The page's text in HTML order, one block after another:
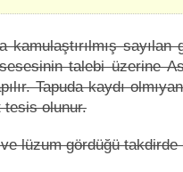
kamulaştırılmış
talebi üzerine
Tapuda kaydı
tesis olunur.
lüzum gördüğü